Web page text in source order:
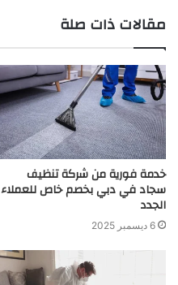
مقالات ذات صلة
خدمة فورية من شركة تنظيف
سجاد في دبي بخصم خاص للعملاء
الجدد
6 ديسمبر 2025